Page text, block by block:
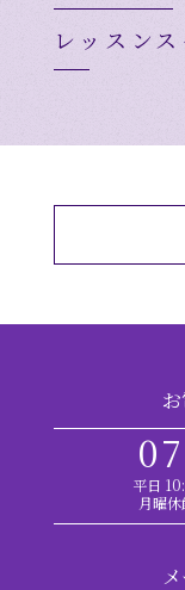
レッスン
平日
月曜